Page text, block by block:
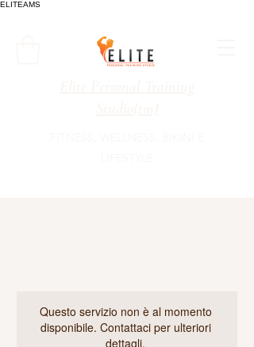
ELITEAMS
Questo servizio non è al momento
disponibile. Contattaci per ulteriori
dettagli.